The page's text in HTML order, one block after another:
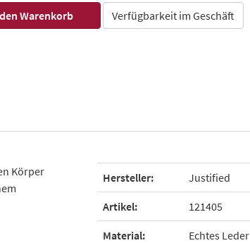
Verfügbarkeit im Geschäft
Körper
Hersteller: Justified
Artikel: 121405
Material: Echtes Leder